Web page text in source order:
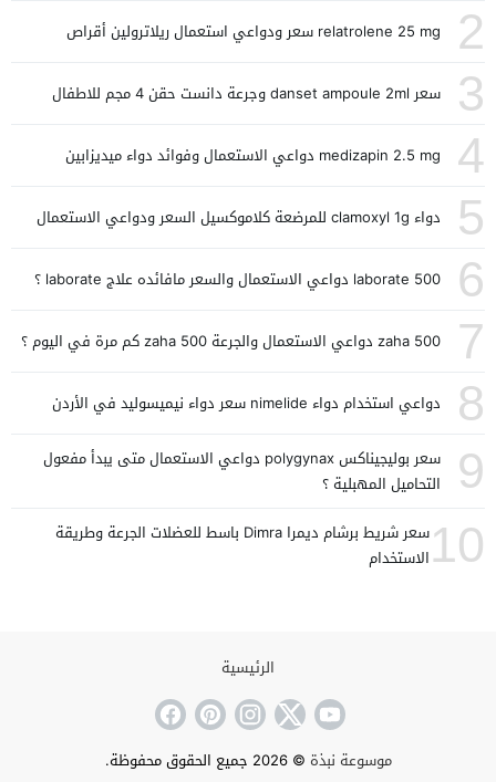
2 relatrolene 25 mg سعر ودواعي استعمال ريلاترولين أقراص
3 سعر danset ampoule 2ml وجرعة دانست حقن 4 مجم للاطفال
4 medizapin 2.5 mg دواعي الاستعمال وفوائد دواء ميديزابين
5 دواء clamoxyl 1g للمرضعة كلاموكسيل السعر ودواعي الاستعمال
6 laborate 500 دواعي الاستعمال والسعر مافائده علاج laborate ؟
7 zaha 500 دواعي الاستعمال والجرعة zaha 500 كم مرة في اليوم ؟
8 دواعي استخدام دواء nimelide سعر دواء نيميسوليد في الأردن
9
سعر بوليجيناكس polygynax دواعي الاستعمال متى يبدأ مفعول
التحاميل المهبلية ؟
10
سعر شريط برشام ديمرا Dimra باسط للعضلات الجرعة وطريقة
الاستخدام
الرئيسية
موسوعة نبذة © 2026 جميع الحقوق محفوظة.